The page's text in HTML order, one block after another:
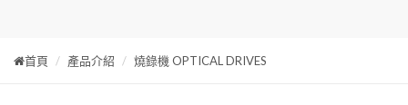
首頁 產品介紹 燒錄機 OPTICAL DRIVES